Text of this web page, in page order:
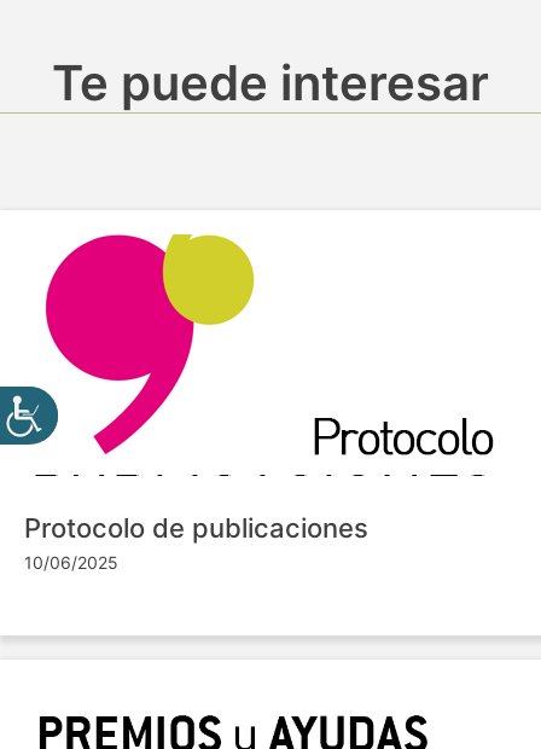
Te puede interesar
Protocolo de publicaciones
10/06/2025